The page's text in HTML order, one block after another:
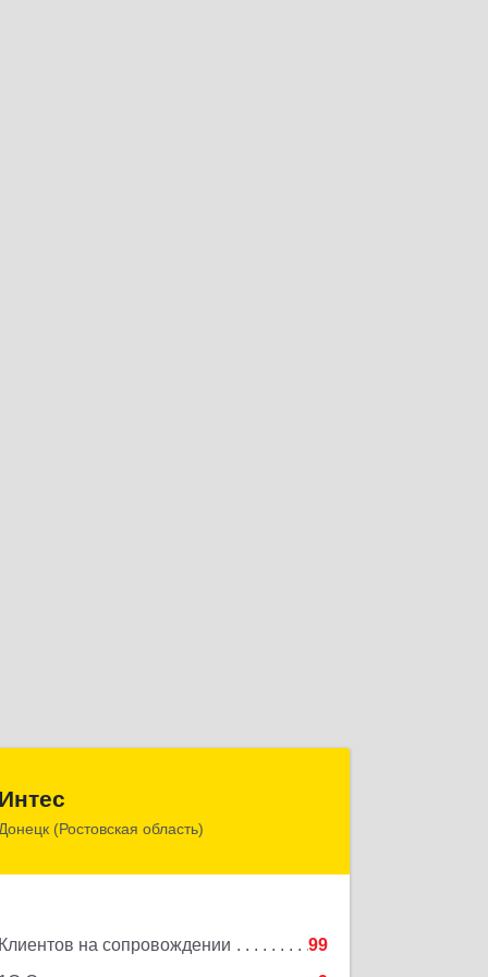
Интес
Донецк (Ростовская область)
Клиентов на сопровождении
99
346330, Ростовская обл, Донецк г, 60-й